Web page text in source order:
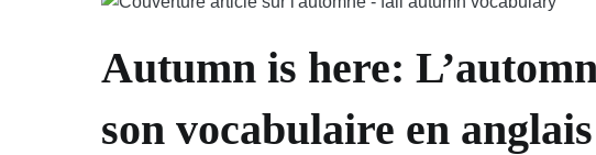
Autumn is here:
son vocabulaire en anglais